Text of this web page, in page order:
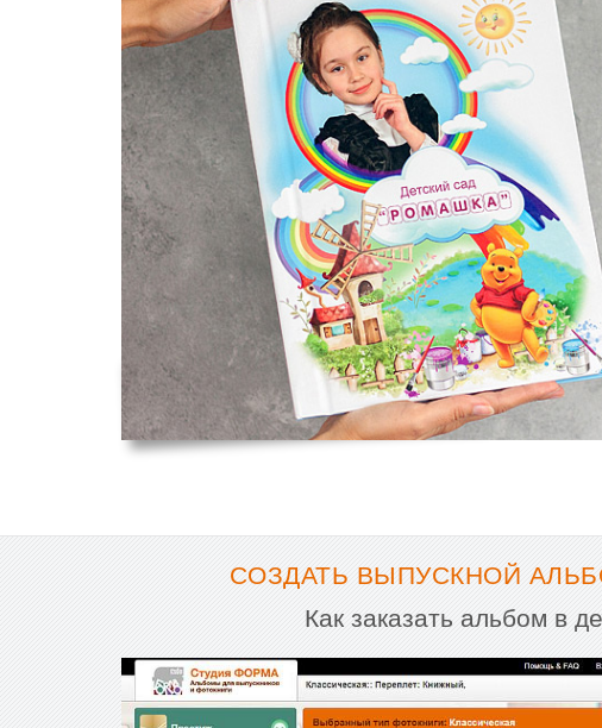
СОЗДАТЬ ВЫПУСКНОЙ
Как заказать альбом в